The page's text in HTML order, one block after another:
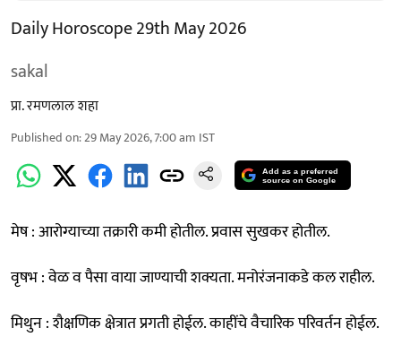
Daily Horoscope 29th May 2026
sakal
प्रा. रमणलाल शहा
Published on:29 May 2026, 7:00 am IST
Add as a preferred
source on Google
मेष : आरोग्याच्या तक्रारी कमी होतील. प्रवास सुखकर होतील.
वृषभ : वेळ व पैसा वाया जाण्याची शक्यता. मनोरंजनाकडे कल राहील.
मिथुन : शैक्षणिक क्षेत्रात प्रगती होईल. काहींचे वैचारिक परिवर्तन होईल.